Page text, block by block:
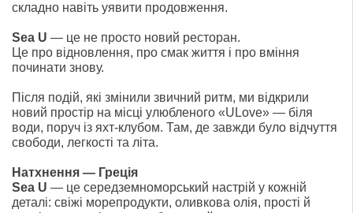
складно навіть уявити продовження.
Sea U — це не просто новий ресторан.
Це про відновлення, про смак життя і про вміння
починати знову.
Після подій, які змінили звичний ритм, ми відкрили
новий простір на місці улюбленого «ULove» — біля
води, поруч із яхт-клубом. Там, де завжди було відчуття
свободи, легкості та літа.
Натхнення — Греція
Sea U — це середземноморський настрій у кожній
деталі: свіжі морепродукти, оливкова олія, прості й